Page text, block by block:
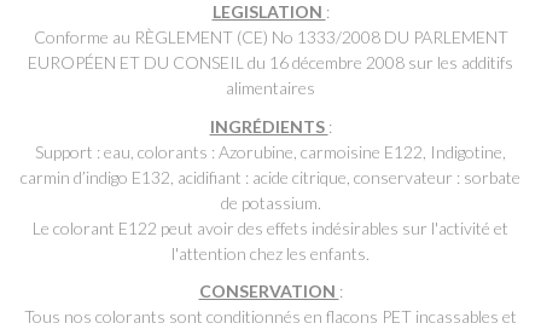
LEGISLATION :
Conforme au RÈGLEMENT (CE) No 1333/2008 DU PARLEMENT
EUROPÉEN ET DU CONSEIL du 16 décembre 2008 sur les additifs
alimentaires
INGRÉDIENTS :
Support : eau, colorants : Azorubine, carmoisine E122, Indigotine,
carmin d’indigo E132, acidifiant : acide citrique, conservateur : sorbate
de potassium.
Le colorant E122 peut avoir des effets indésirables sur l'activité et
l'attention chez les enfants.
CONSERVATION :
Tous nos colorants sont conditionnés en flacons PET incassables et